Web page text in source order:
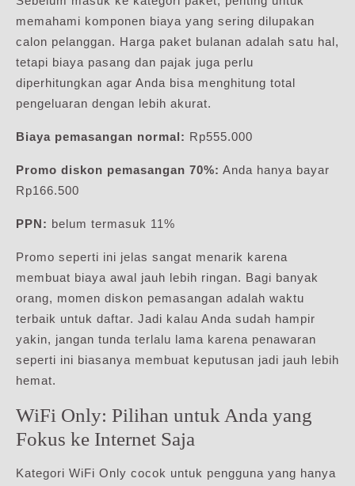
memahami komponen biaya yang sering dilupakan
calon pelanggan. Harga paket bulanan adalah satu hal,
tetapi biaya pasang dan pajak juga perlu
diperhitungkan agar Anda bisa menghitung total
pengeluaran dengan lebih akurat.
Biaya pemasangan normal: Rp555.000
Promo diskon pemasangan 70%: Anda hanya bayar
Rp166.500
PPN: belum termasuk 11%
Promo seperti ini jelas sangat menarik karena
membuat biaya awal jauh lebih ringan. Bagi banyak
orang, momen diskon pemasangan adalah waktu
terbaik untuk daftar. Jadi kalau Anda sudah hampir
yakin, jangan tunda terlalu lama karena penawaran
seperti ini biasanya membuat keputusan jadi jauh lebih
hemat.
WiFi Only: Pilihan untuk Anda yang
Fokus ke Internet Saja
Kategori WiFi Only cocok untuk pengguna yang hanya